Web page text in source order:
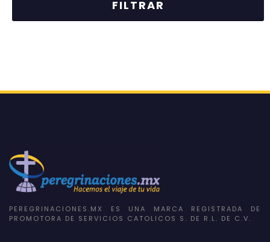
PEREGRINACIONES.MX ES UNA MARCA REGISTRADA DE
PROMOTORA DE SERVICIOS CATOLICOS S. DE R.L. DE C.V.